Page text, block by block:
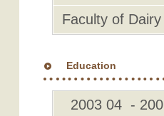
Faculty of
Education
2003 04 -